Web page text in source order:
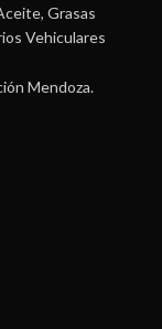
Grasas
Vehiculares
Mendoza.